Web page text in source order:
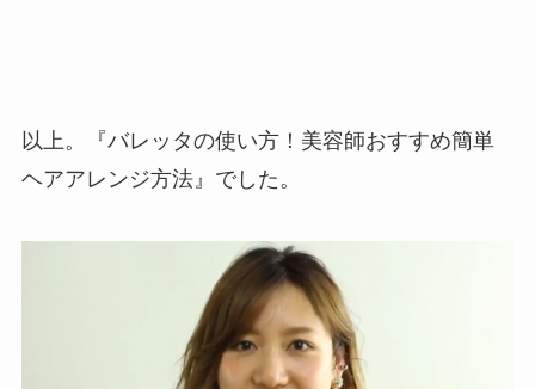
以上。『バレッタの使い方！美容師おすすめ簡単
ヘアアレンジ方法』でした。